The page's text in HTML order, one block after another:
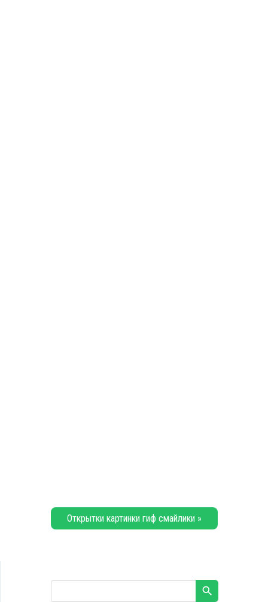
Открытки картинки гиф смайлики »